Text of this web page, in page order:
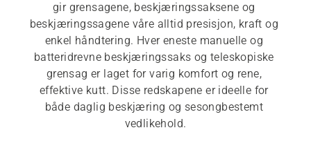
gir grensagene, beskjæringssaksene og
beskjæringssagene våre alltid presisjon, kraft og
enkel håndtering. Hver eneste manuelle og
batteridrevne beskjæringssaks og teleskopiske
grensag er laget for varig komfort og rene,
effektive kutt. Disse redskapene er ideelle for
både daglig beskjæring og sesongbestemt
vedlikehold.